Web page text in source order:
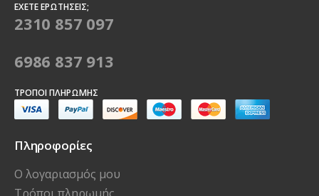
ΈΧΕΤΕ ΕΡΩΤΉΣΕΙΣ;
2310 857 097
6986 837 913
ΤΡΌΠΟΙ ΠΛΗΡΩΜΉΣ
Πληροφορίες
Ο λογαριασμός μου